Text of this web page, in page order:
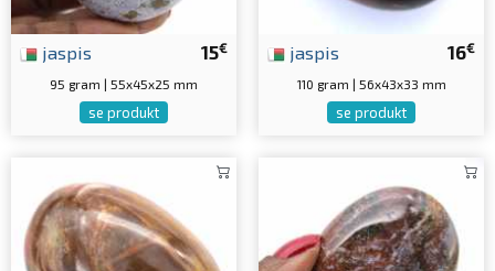
15€
jaspis
95 gram | 55x45x25 mm
se produkt
16€
jaspis
110 gram | 56x43x33 mm
se produkt